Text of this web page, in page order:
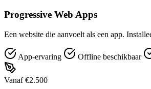
Progressive Web Apps
Een website die aanvoelt als een app.
App-ervaring Offline beschikbaar
Vanaf €2.500